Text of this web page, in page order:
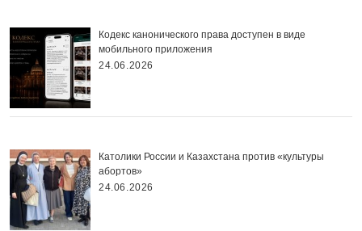
Кодекс канонического права доступен в виде
мобильного приложения
24.06.2026
Католики России и Казахстана против «культуры
абортов»
24.06.2026